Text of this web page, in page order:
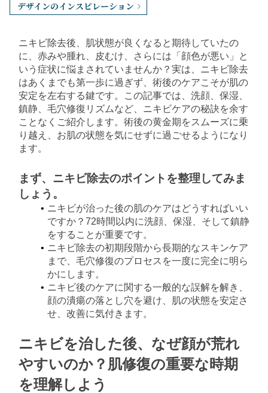
デザインのインスピレーション
ニキビ除去後、肌状態が良くなると期待していたの
に、赤みや腫れ、皮むけ、さらには「顔色が悪い」と
いう症状に悩まされていませんか？実は、ニキビ除去
はあくまでも第一歩に過ぎず、術後のケアこそが肌の
安定を左右する鍵です。この記事では、洗顔、保湿、
鎮静、毛穴修復リズムなど、ニキビケアの秘訣を余す
ことなくご紹介します。術後の黄金期をスムーズに乗
り越え、お肌の状態を気にせずに過ごせるようになり
ます。
まず、ニキビ除去のポイントを整理してみま
しょう。
ニキビが治った後の肌のケアはどうすればいい
ですか？72時間以内に洗顔、保湿、そして鎮静
をすることが重要です。
ニキビ除去の初期段階から長期的なスキンケア
まで、毛穴修復のプロセスを一度に完全に明ら
かにします。
ニキビ後のケアに関する一般的な誤解を解き、
顔の潰瘍の落とし穴を避け、肌の状態を安定さ
せ、改善に気付きます。
ニキビを治した後、なぜ顔が荒れ
やすいのか？肌修復の重要な時期
を理解しよう